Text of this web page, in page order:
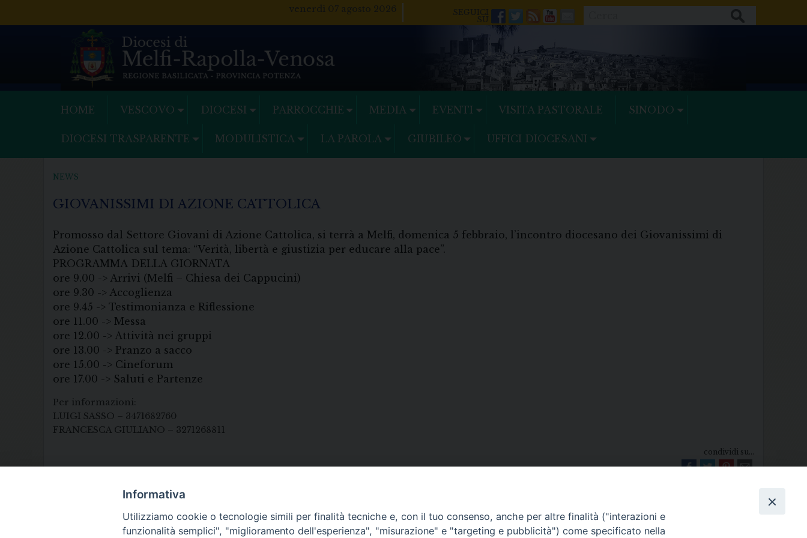
venerdì 07 agosto 2026
Facebook
Twitter
FeedsYoutube
Mail
HOME VESCOVO DIOCESI PARROCCHIE MEDIA EVENTI VISITA PASTORALE SINODO
DIOCESI TRASPARENTE MODULISTICA LA PAROLA GIUBILEO UFFICI DIOCESANI
NEWS
GIOVANISSIMI DI AZIONE CATTOLICA
Promosso dal Settore Giovani di Azione Cattolica, si terrà a Melfi, domenica 5 febbraio, l’incontro diocesano dei Giovanissimi di
Azione Cattolica sul tema: “Verità, libertà e giustizia per educare alla pace”.
PROGRAMMA DELLA GIORNATA
ore 9.00 -> Arrivi (Melfi – Chiesa dei Cappucini)
ore 9.30 -> Accoglienza
ore 9.45 -> Testimonianza e Riflessione
ore 11.00 -> Messa
ore 12.00 -> Attività nei gruppi
ore 13.00 -> Pranzo a sacco
ore 15.00 -> Cineforum
ore 17.00 -> Saluti e Partenze
Per informazioni:
LUIGI SASSO – 3471682760
FRANCESCA GIULIANO – 3271268811
condividi su...
Informativa
Utilizziamo cookie o tecnologie simili per finalità tecniche e, con il tuo consenso, anche per altre finalità ("interazioni e
funzionalità semplici", "miglioramento dell'esperienza", "misurazione" e "targeting e pubblicità") come specificato nella